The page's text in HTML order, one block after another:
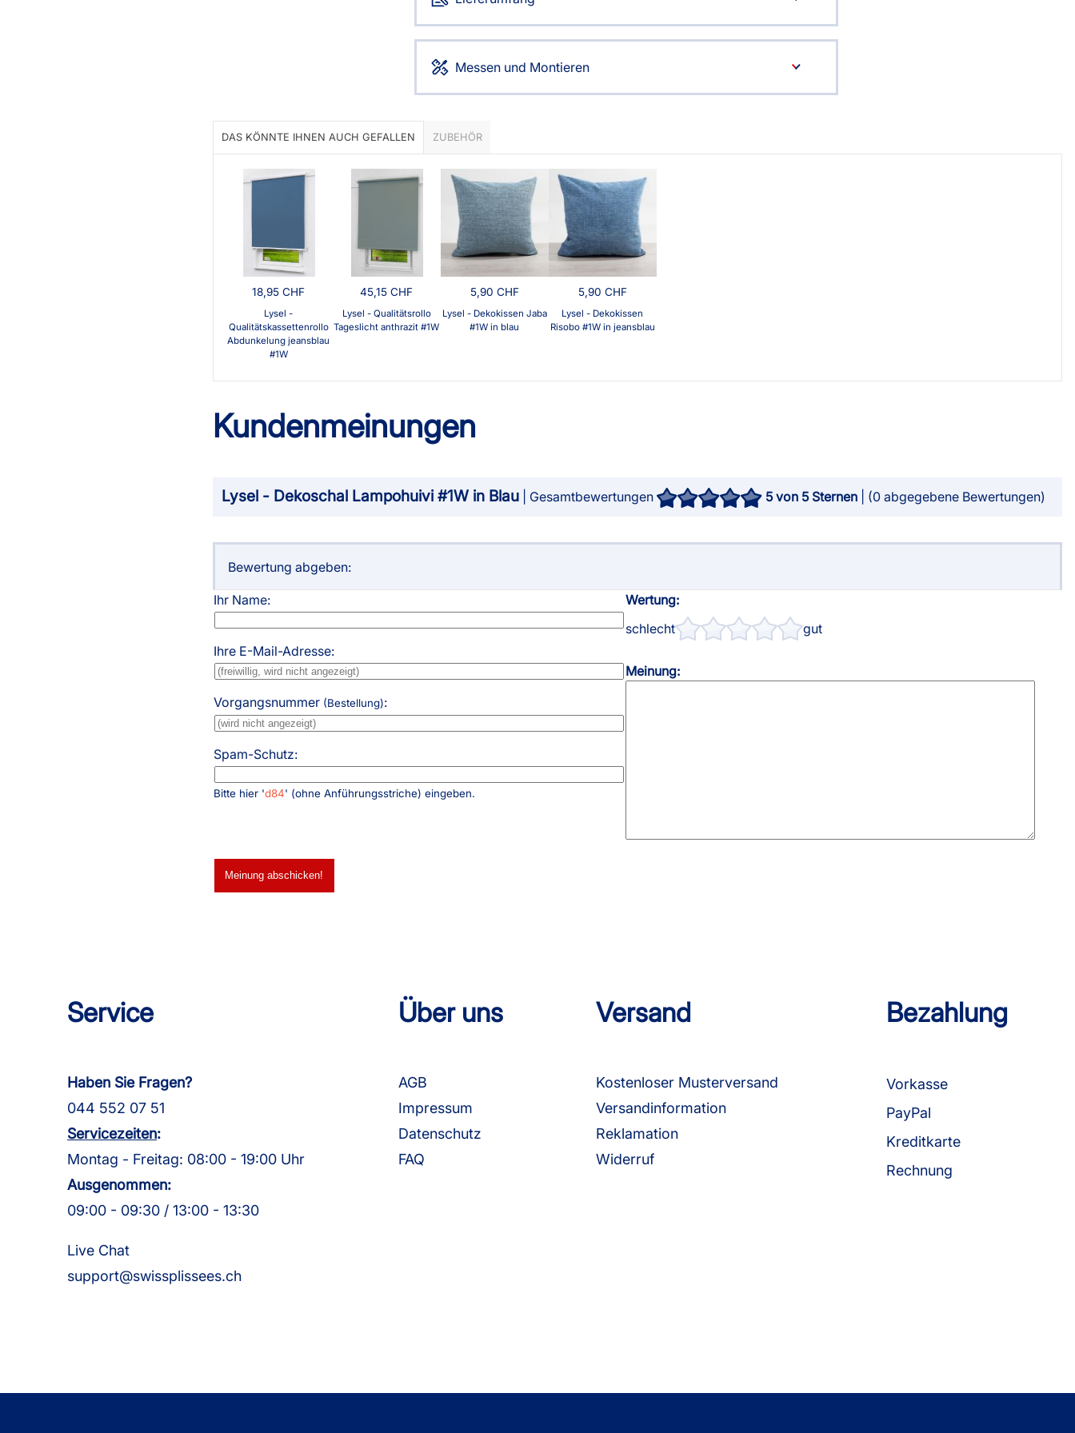
Messen und Montieren
DAS KÖNNTE IHNEN AUCH GEFALLEN ZUBEHÖR
18,95 CHF
Lysel -
Qualitätskassettenrollo
Abdunkelung jeansblau
#1W
45,15 CHF
Lysel - Qualitätsrollo
Tageslicht anthrazit #1W
5,90 CHF
Lysel - Dekokissen Jaba
#1W in blau
5,90 CHF
Lysel - Dekokissen
Risobo #1W in jeansblau
Kundenmeinungen
Lysel - Dekoschal Lampohuivi #1W in Blau| Gesamtbewertungen 5von 5 Sternen | (0abgegebene Bewertungen)
Bewertung abgeben:
Wertung:
schlecht
gut
Meinung:
Ihr Name:
Ihre E-Mail-Adresse:
Vorgangsnummer (Bestellung):
Spam-Schutz:
Bitte hier 'd84' (ohne Anführungsstriche) eingeben.
Service
Haben Sie Fragen?
044 552 07 51
Servicezeiten:
Montag - Freitag: 08:00 - 19:00 Uhr
Ausgenommen:
09:00 - 09:30 / 13:00 - 13:30
Live Chat
support@swissplissees.ch
Über uns
AGB
Impressum
Datenschutz
FAQ
Versand
Kostenloser Musterversand
Versandinformation
Reklamation
Widerruf
Bezahlung
Vorkasse
PayPal
Kreditkarte
Rechnung